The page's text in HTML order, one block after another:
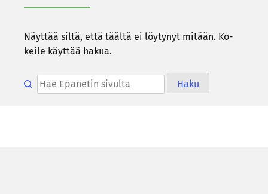
Näyt­tää siltä, että tääl­tä ei löy­ty­nyt mi­tään. Ko­
kei­le käyt­tää hakua.
Hae epanetin sivulta Haku